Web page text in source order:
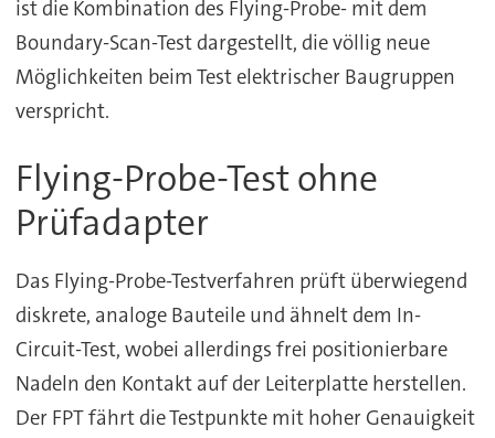
ist die Kombination des Flying-Probe- mit dem
Boundary-Scan-Test dargestellt, die völlig neue
Möglichkeiten beim Test elektrischer Baugruppen
verspricht.
Flying-Probe-Test ohne
Prüfadapter
Das Flying-Probe-Testverfahren prüft überwiegend
diskrete, analoge Bauteile und ähnelt dem In-
Circuit-Test, wobei allerdings frei positionierbare
Nadeln den Kontakt auf der Leiterplatte herstellen.
Der FPT fährt die Testpunkte mit hoher Genauigkeit